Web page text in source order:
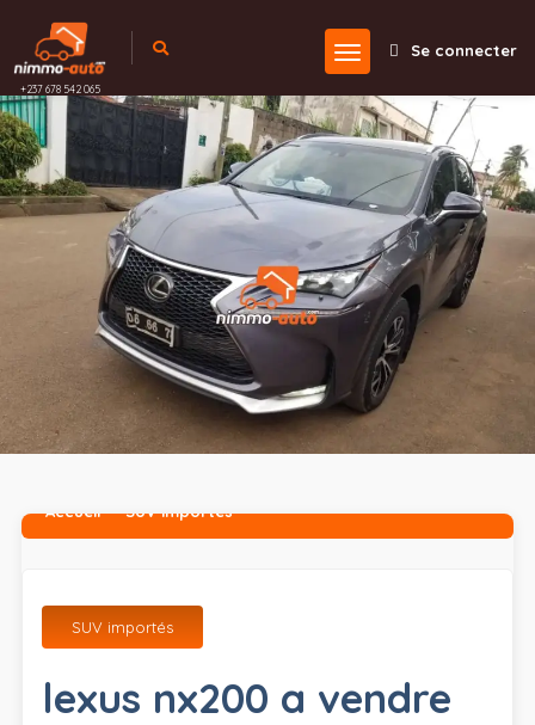
+237 678 542 065
Se connecter
Accueil SUV importés
SUV importés
lexus nx200 a vendre